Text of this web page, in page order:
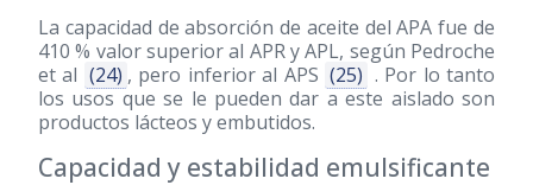
La capacidad de absorción de aceite del APA fue de
410 % valor superior al APR y APL, según Pedroche
et al (24) , pero inferior al APS (25) . Por lo tanto
los usos que se le pueden dar a este aislado son
productos lácteos y embutidos.
Capacidad y estabilidad emulsificante